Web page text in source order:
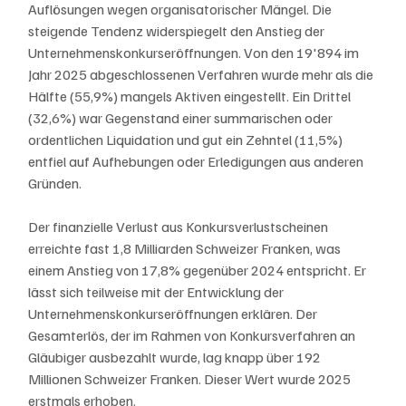
Auflösungen wegen organisatorischer Mängel. Die
steigende Tendenz widerspiegelt den Anstieg der
Unternehmenskonkurseröffnungen. Von den 19'894 im
Jahr 2025 abgeschlossenen Verfahren wurde mehr als die
Hälfte (55,9%) mangels Aktiven eingestellt. Ein Drittel
(32,6%) war Gegenstand einer summarischen oder
ordentlichen Liquidation und gut ein Zehntel (11,5%)
entfiel auf Aufhebungen oder Erledigungen aus anderen
Gründen.
Der finanzielle Verlust aus Konkursverlustscheinen
erreichte fast 1,8 Milliarden Schweizer Franken, was
einem Anstieg von 17,8% gegenüber 2024 entspricht. Er
lässt sich teilweise mit der Entwicklung der
Unternehmenskonkurseröffnungen erklären. Der
Gesamterlös, der im Rahmen von Konkursverfahren an
Gläubiger ausbezahlt wurde, lag knapp über 192
Millionen Schweizer Franken. Dieser Wert wurde 2025
erstmals erhoben.